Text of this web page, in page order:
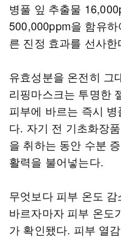
병풀 잎 추출물
500,000ppm을 함유
른 진정 효과를 선사한
유효성분을 온전히 그
리핑마스크는 투명한
피부에 바르는 즉시
다. 자기 전 기초화장
을 취하는 동안 수분
활력을 불어넣는다.
무엇보다 피부 온도
바르자마자 피부 온도
가 확인됐다. 피부 열